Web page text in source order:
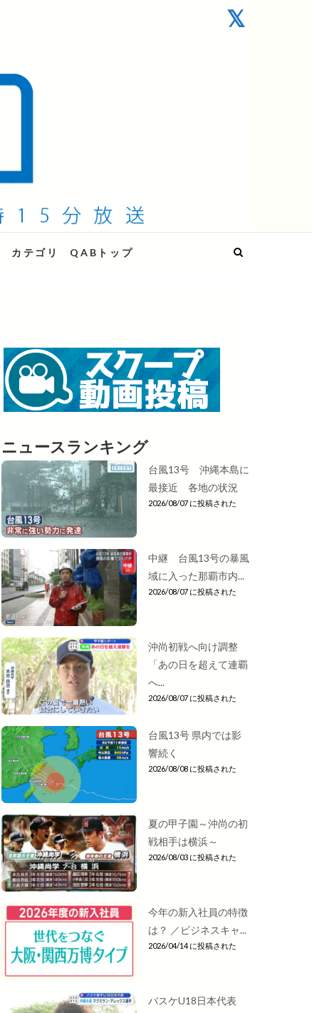
カテゴリ QABトップ
ニュースランキング
台風13号 沖縄本島に
最接近 各地の状況
2026/08/07 に投稿された
中継 台風13号の暴風
域に入った那覇市内...
2026/08/07 に投稿された
沖尚初戦へ向け調整
「あの日を超えて連覇
へ...
2026/08/07 に投稿された
台風13号 県内では影
響続く
2026/08/08 に投稿された
夏の甲子園～沖尚の初
戦相手は横浜～
2026/08/03 に投稿された
今年の新入社員の特徴
は？ ／ビジネスキャ...
2026/04/14 に投稿された
バスケU18日本代表